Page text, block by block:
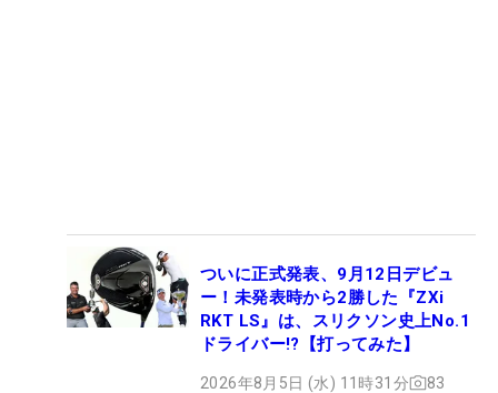
ついに正式発表、9月12日デビュ
ー！未発表時から2勝した『ZXi
RKT LS』は、スリクソン史上No.1
ドライバー!?【打ってみた】
2026年8月5日 (水) 11時31分 83